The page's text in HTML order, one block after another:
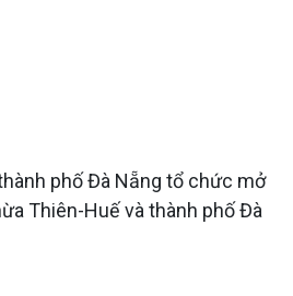
phố Đà Nẵng tổ chức mở
Thiên-Huế và thành phố Đà